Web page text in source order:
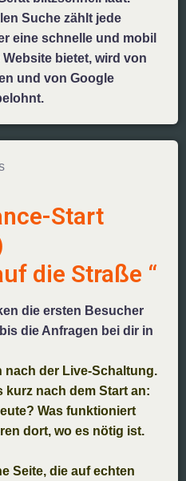
Suche zählt jede
eine schnelle und mobil
bietet, wird von
und von Google
Start
die Straße “
die ersten Besucher
die Anfragen bei dir in
nach der Live-Schaltung.
kurz nach dem Start an:
Was funktioniert
dort, wo es nötig ist.
Seite, die auf echten